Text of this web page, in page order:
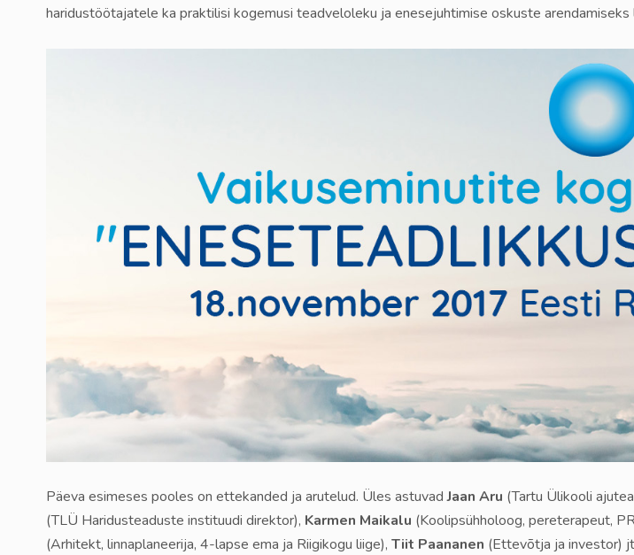
haridustöötajatele ka praktilisi kogemusi teadveloleku ja enesejuhtimise oskuste arendamiseks
Päeva esimeses pooles on ettekanded ja arutelud. Üles astuvadJaan Aru (Tartu Ülikooli
(TLÜ Haridusteaduste instituudi direktor), Karmen Maikalu (Koolipsühholoog, pereterapeut,
(Arhitekt, linnaplaneerija, 4-lapse ema ja Riigikogu liige), Tiit Paananen (Ettevõtja ja investor)